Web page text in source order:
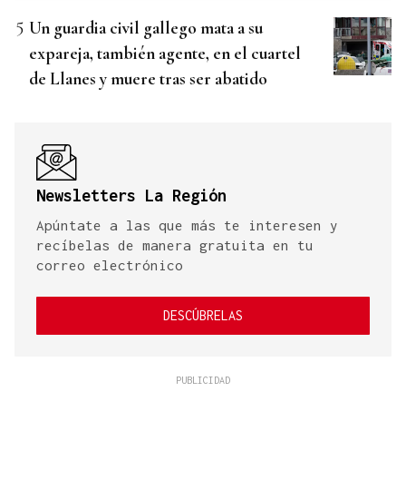
Un guardia civil gallego mata a su
expareja, también agente, en el cuartel
de Llanes y muere tras ser abatido
Newsletters La Región
Apúntate a las que más te interesen y
recíbelas de manera gratuita en tu
correo electrónico
DESCÚBRELAS